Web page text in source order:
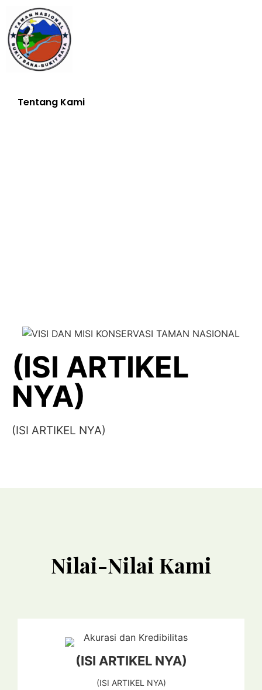
Tentang Kami
(ISI ARTIKEL
NYA)
(ISI ARTIKEL NYA)
Nilai-Nilai Kami
(ISI ARTIKEL NYA)
(ISI ARTIKEL NYA)